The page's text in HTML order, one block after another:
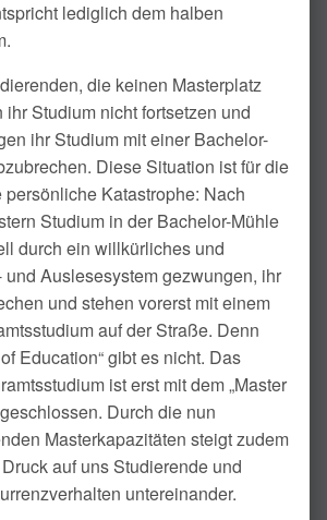
lediglich dem halben
die keinen Mas­terplatz
Studium nicht fortsetzen und
ihr Studi­um mit einer Bachelor-
Diese Situation ist für die
Kata­strophe: Nach
Studi­um in der Bache­lor-Mühle
durch ein will­kürliches und
Auslese­system gezwungen, ihr
und stehen vor­erst mit einem
auf der Straße. Denn
Education“ gibt es nicht. Das
ist erst mit dem „Master
Durch die nun
Masterkapazitäten steigt zudem
auf uns Studierende und
untereinan­der.